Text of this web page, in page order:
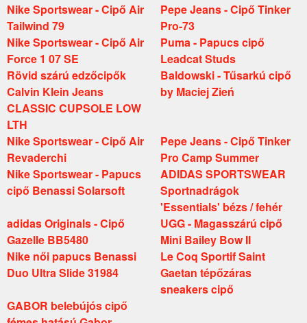
Nike Sportswear - Cipő Air
Tailwind 79
Pepe Jeans - Cipő Tinker
Pro-73
Nike Sportswear - Cipő Air
Force 1 07 SE
Puma - Papucs cipő
Leadcat Studs
Rövid szárú edzőcipők
Calvin Klein Jeans
CLASSIC CUPSOLE LOW
LTH
Baldowski - Tűsarkú cipő
by Maciej Zień
Nike Sportswear - Cipő Air
Revaderchi
Pepe Jeans - Cipő Tinker
Pro Camp Summer
Nike Sportswear - Papucs
cipő Benassi Solarsoft
ADIDAS SPORTSWEAR
Sportnadrágok
'Essentials' bézs / fehér
adidas Originals - Cipő
Gazelle BB5480
UGG - Magasszárú cipő
Mini Bailey Bow II
Nike női papucs Benassi
Duo Ultra Slide 31984
Le Coq Sportif Saint
Gaetan tépőzáras
sneakers cipő
GABOR belebújós cipő